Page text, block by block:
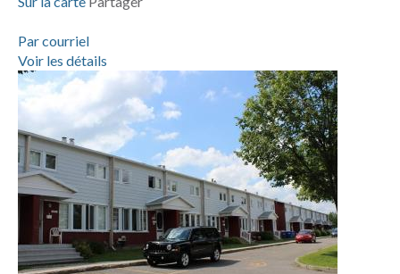
Par courriel
Voir les détails